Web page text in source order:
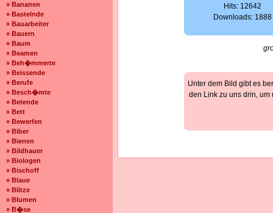
» Bananen
» Bastelnde
» Bauarbeiter
» Bauern
» Baum
» Beamen
» Beh�mmerte
» Beissende
» Berufe
» Besch�mte
» Betende
» Bett
» Bewerfen
» Biber
» Bienen
» Bildhauer
» Biologen
» Bischoff
» Blaue
» Blitze
» Blumen
» B�se
Hits: 12642
Downloads: 1888
Unter dem Bild gibt es
den Link zu uns drin,